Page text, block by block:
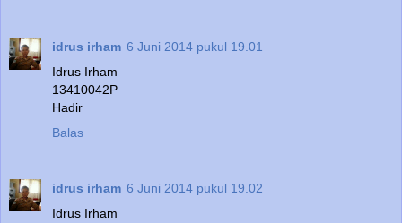
idrus irham 6 Juni 2014 pukul 19.01
Idrus Irham
13410042P
Hadir
Balas
idrus irham 6 Juni 2014 pukul 19.02
Idrus Irham